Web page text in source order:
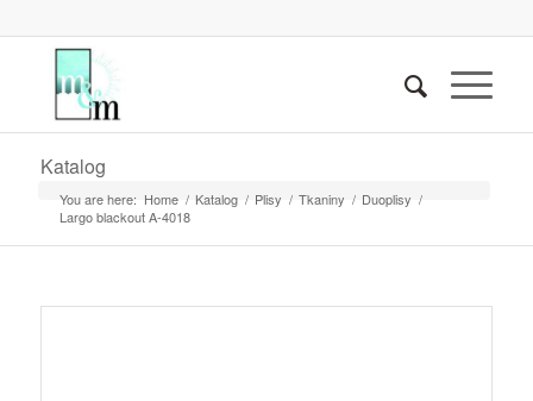
Katalog
You are here: Home / Katalog / Plisy / Tkaniny / Duoplisy /
Largo blackout A-4018